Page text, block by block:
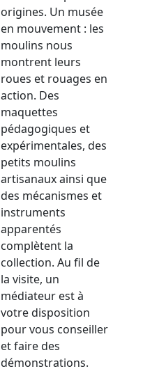
origines. Un musée
en mouvement : les
moulins nous
montrent leurs
roues et rouages en
action. Des
maquettes
pédagogiques et
expérimentales, des
petits moulins
artisanaux ainsi que
des mécanismes et
instruments
apparentés
complètent la
collection. Au fil de
la visite, un
médiateur est à
votre disposition
pour vous conseiller
et faire des
démonstrations.